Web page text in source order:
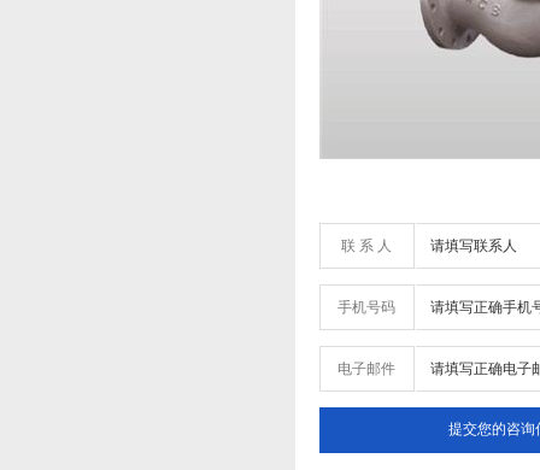
联 系 人
手机号码
电子邮件